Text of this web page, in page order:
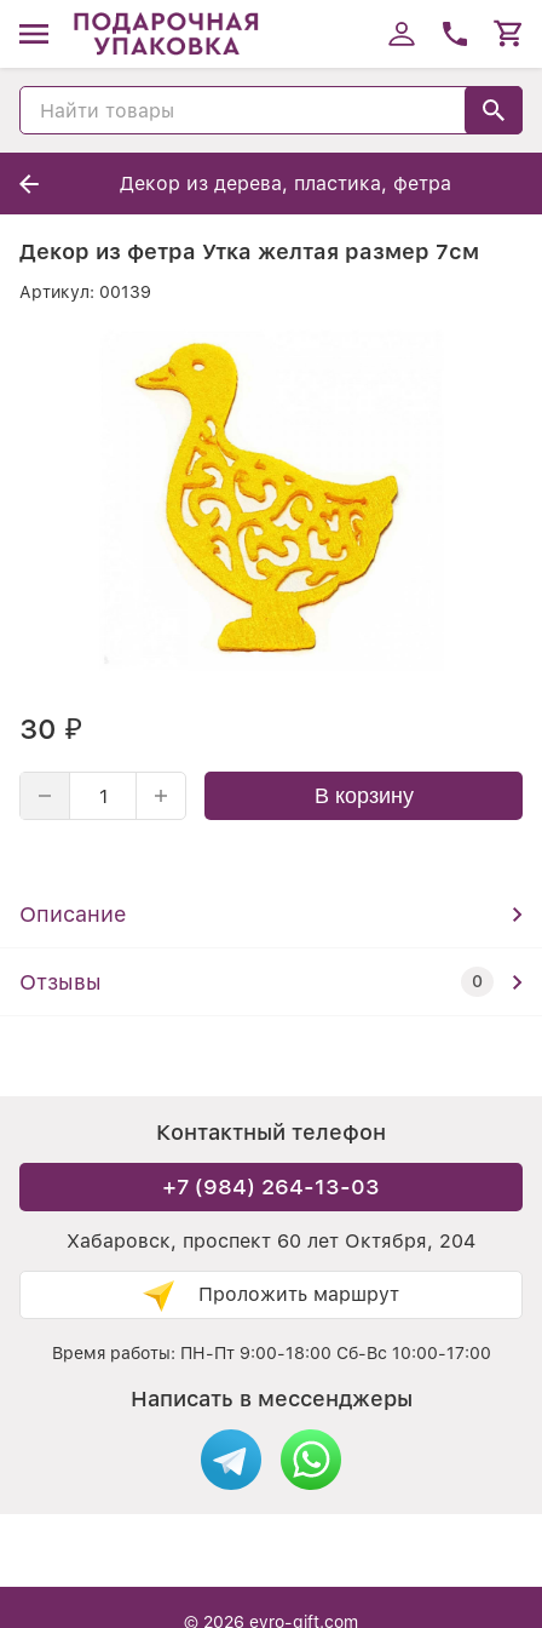
Декор из дерева, пластика, фетра
Декор из фетра Утка желтая размер 7см
Артикул: 00139
30 ₽
В корзину
Описание
Отзывы 0
Контактный телефон
+7 (984) 264-13-03
Хабаровск, проспект 60 лет Октября, 204
Проложить маршрут
Время работы: ПН-Пт 9:00-18:00 Сб-Вс 10:00-17:00
Написать в мессенджеры
© 2026 evro-gift.com